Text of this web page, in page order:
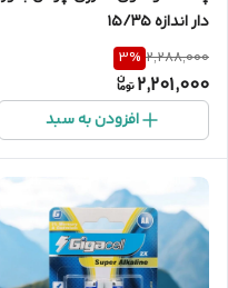
دار اندازه ۱۵/۳۵
2,288,000
3%
2,201,000
افزودن به سبد